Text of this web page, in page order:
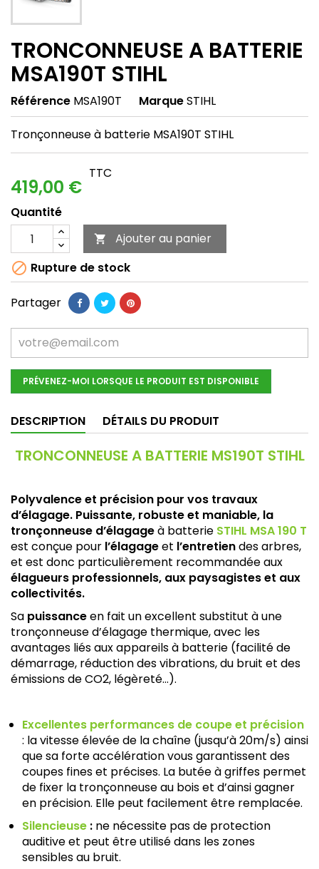
TRONCONNEUSE A BATTERIE
MSA190T STIHL
Référence MSA190T MarqueSTIHL
Tronçonneuse à batterie MSA190T STIHL
419,00 €
TTC
Quantité
 Ajouter au panier
 Rupture de stock
Partager
PRÉVENEZ-MOI LORSQUE LE PRODUIT EST DISPONIBLE
DESCRIPTION DÉTAILS DU PRODUIT
TRONCONNEUSE A BATTERIE MS190T STIHL
Polyvalence et précision pour vos travaux
d’élagage. Puissante, robuste et maniable, la
tronçonneuse d’élagageà batterie STIHL MSA 190 T
est conçue pour l’élagageet l’entretiendes arbres,
et est donc particulièrement recommandée aux
élagueurs professionnels, aux paysagistes et aux
collectivités.
Sa puissanceen fait un excellent substitut à une
tronçonneuse d’élagage thermique, avec les
avantages liés aux appareils à batterie (facilité de
démarrage, réduction des vibrations, du bruit et des
émissions de CO2, légèreté…).
Excellentes performances de coupe et précision
: la vitesse élevée de la chaîne (jusqu’à 20m/s) ainsi
que sa forte accélération vous garantissent des
coupes fines et précises. La butée à griffes permet
de fixer la tronçonneuse au bois et d’ainsi gagner
en précision. Elle peut facilement être remplacée.
Silencieuse : ne nécessite pas de protection
auditive et peut être utilisé dans les zones
sensibles au bruit.